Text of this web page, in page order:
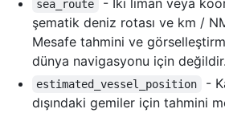
sea_route
- İki liman veya
şematik deniz rotası ve km /
Mesafe tahmini ve
dünya navigasyonu için değildir.
estimated_vessel_position
-
dışındaki gemiler için tahmini